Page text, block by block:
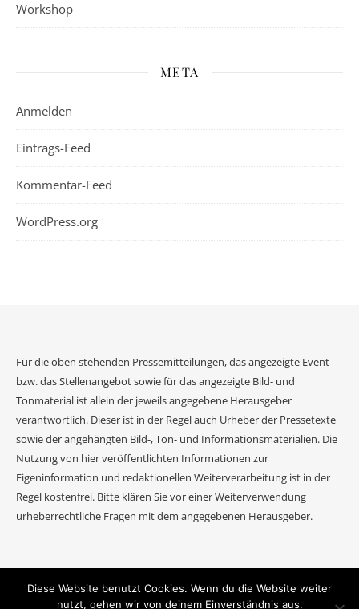
Workshop
META
Anmelden
Eintrags-Feed
Kommentar-Feed
WordPress.org
Für die oben stehenden Pressemitteilungen, das angezeigte Event
bzw. das Stellenangebot sowie für das angezeigte Bild- und
Tonmaterial ist allein der jeweils angegebene Herausgeber
verantwortlich. Dieser ist in der Regel auch Urheber der Pressetexte
sowie der angehängten Bild-, Ton- und Informationsmaterialien. Die
Nutzung von hier veröffentlichten Informationen zur
Eigeninformation und redaktionellen Weiterverarbeitung ist in der
Regel kostenfrei. Bitte klären Sie vor einer Weiterverwendung
urheberrechtliche Fragen mit dem angegebenen Herausgeber.
2026 Event Journal ©.
Diese Website benutzt Cookies. Wenn du die Website weiter
nutzt, gehen wir von deinem Einverständnis aus.